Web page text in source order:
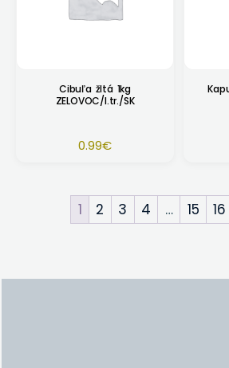
Cibuľa žltá 1kg
ZELOVOC/I.tr./SK
0.99€
1 2 3 4 … 15 16